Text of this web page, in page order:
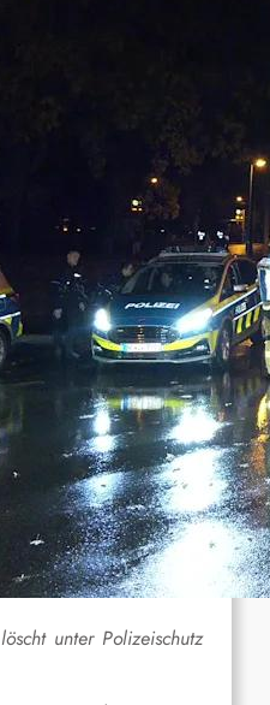
unter Polizeischutz